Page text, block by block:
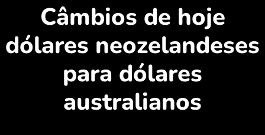
Câmbios de hoje
dólares neozelandeses
para dólares
australianos